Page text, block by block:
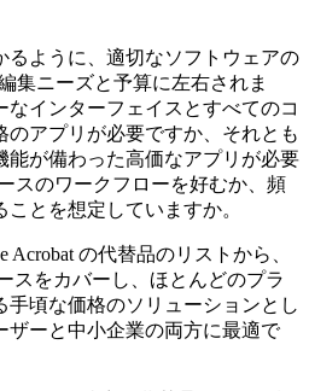
るように、適切なソフトウェアの
集ニーズと予算に左右されま
インターフェイスとすべてのコ
のアプリが必要ですか、それとも
能が備わった高価なアプリが必要
スのワークフローを好むか、頻
とを想定していますか。
Acrobat の代替品のリストから、
スをカバーし、ほとんどのプラ
手頃な価格のソリューションとし
ザーと中小企業の両方に最適で